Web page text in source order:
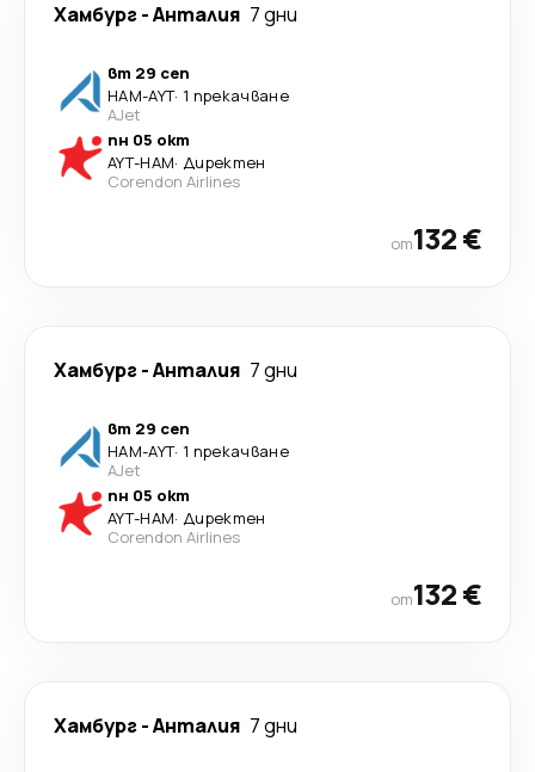
Хамбург-Анталия 7 дни
вт 29 сеп
HAM-AYT· 1 прекачване
AJet
пн 05 окт
AYT-HAM· Директен
Corendon Airlines
от132 €
Хамбург-Анталия 7 дни
вт 29 сеп
HAM-AYT· 1 прекачване
AJet
пн 05 окт
AYT-HAM· Директен
Corendon Airlines
от132 €
Хамбург-Анталия 7 дни